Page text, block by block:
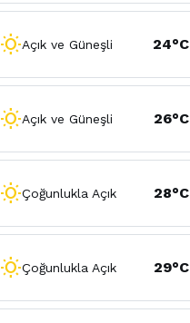
wb_sunnyAçık ve Güneşli 24°C
wb_sunnyAçık ve Güneşli 26°C
wb_sunnyÇoğunlukla Açık 28°C
wb_sunnyÇoğunlukla Açık 29°C